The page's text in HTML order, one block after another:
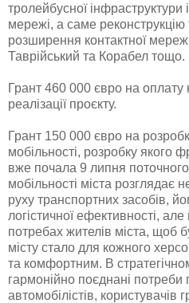
тролейбусної інфраструктури
мережі, а саме реконструкцію
розширення контактної
Таврійський та Корабел тощо.
Грант 460 000 євро на оплату
реалізації проєкту.
Грант 150 000 євро на
мобільності, розробку якого
вже почала 9 липня поточного
мобільності міста розглядає
руху транспортних засобів,
логістичної ефективності,
потребах жителів міста, щоб
місту стало для кожного
та комфортним. В
гармонійно поєднані потреби
автомобілістів, користувачів